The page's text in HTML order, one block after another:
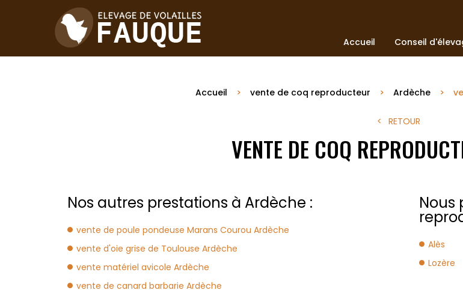
Accueil Conseil
Accueil vente de coq reproducteur Ardèche
RETOUR
VENTE DE COQ
Nos autres prestations à Ardèche :
vente de poule pondeuse Marans Courou Ardèche
vente d'oie grise de Toulouse Ardèche
vente matériel avicole Ardèche
vente de canard barbarie Ardèche
Nous
Alès
Lozère